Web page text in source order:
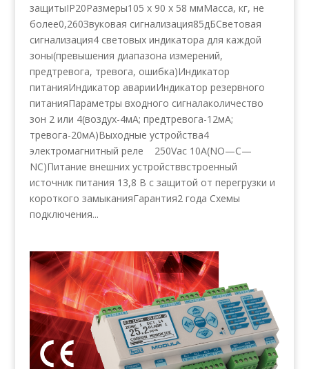
защитыIP20Размеры105 x 90 x 58 ммМасса, кг, не
более0,260Звуковая сигнализация85дБСветовая
сигнализация4 световых индикатора для каждой
зоны(превышения диапазона измерений,
предтревога, тревога, ошибка)Индикатор
питанияИндикатор аварииИндикатор резервного
питанияПараметры входного сигналаколичество
зон 2 или 4(воздух-4мА; предтревога-12мА;
тревога-20мА)Выходные устройства4
электромагнитный реле 250Vac 10A(NO—C—
NC)Питание внешних устройстввстроенный
источник питания 13,8 В с защитой от перегрузки и
короткого замыканияГарантия2 года Схемы
подключения...